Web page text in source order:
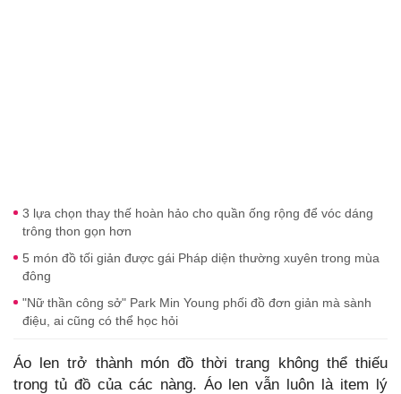
3 lựa chọn thay thế hoàn hảo cho quần ống rộng để vóc dáng
trông thon gọn hơn
5 món đồ tối giản được gái Pháp diện thường xuyên trong mùa
đông
"Nữ thần công sở" Park Min Young phối đồ đơn giản mà sành
điệu, ai cũng có thể học hỏi
Áo len trở thành món đồ thời trang không thể thiếu
trong tủ đồ của các nàng. Áo len vẫn luôn là item lý